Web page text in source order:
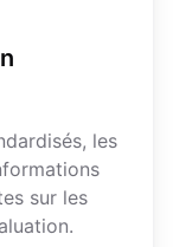
les
sur les